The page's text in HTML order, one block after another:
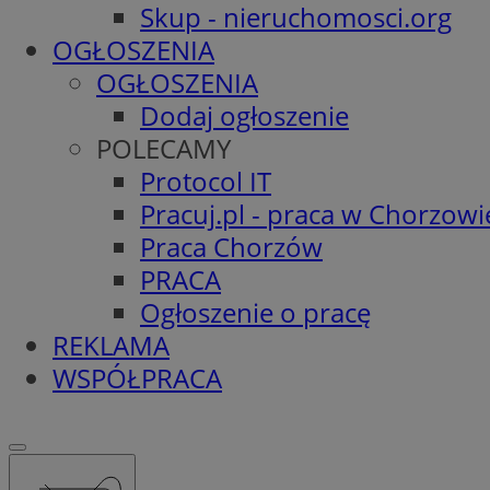
Skup - nieruchomosci.org
OGŁOSZENIA
OGŁOSZENIA
Dodaj ogłoszenie
POLECAMY
Protocol IT
Pracuj.pl - praca w
Praca Chorzów
PRACA
Ogłoszenie o pracę
REKLAMA
WSPÓŁPRACA